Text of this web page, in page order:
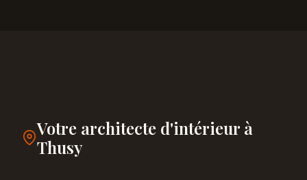
Votre architecte d'intérieur à
Thusy